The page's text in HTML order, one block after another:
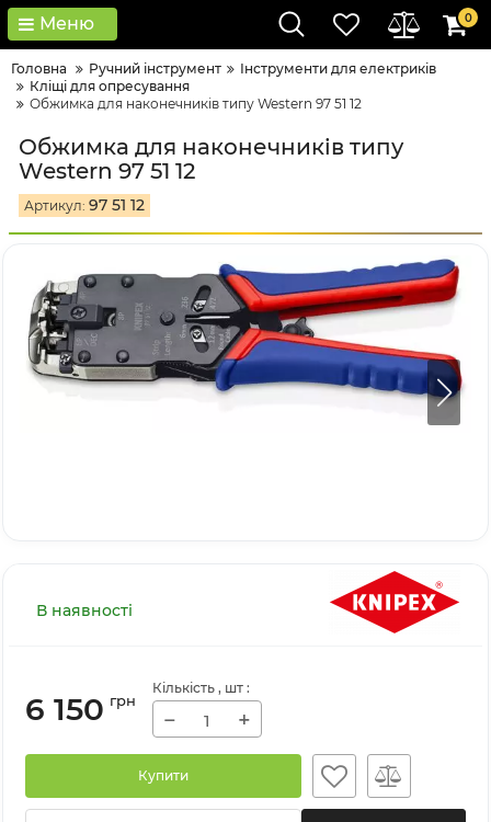
Меню 0
Головна Ручний інструмент
Інструменти для електриків
Кліщі для опресування
Обжимка для наконечників типу Western 97 51 12
Обжимка для наконечників типу
Western 97 51 12
Артикул: 97 51 12
В наявності
6 150 грн
Кількість , шт :
− +
Купити